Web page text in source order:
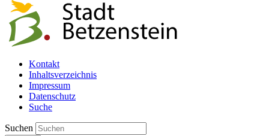
Kontakt
Inhaltsverzeichnis
Impressum
Datenschutz
Suche
Suchen